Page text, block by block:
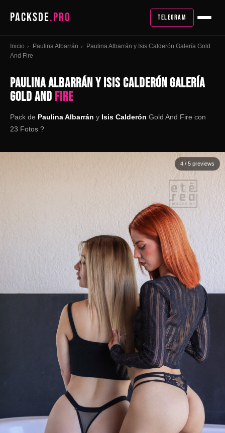
PACKSDE.PRO TELEGRAM
Inicio › Paulina Albarrán ›
Paulina Albarrán y Isis Calderón Galería Gold
And Fire
PAULINA ALBARRÁN Y ISIS CALDERÓN GALERÍA
GOLD AND FIRE
Pack de Paulina Albarrán y Isis Calderón Gold And Fire con
23 Fotos ?
4 / 5 previews